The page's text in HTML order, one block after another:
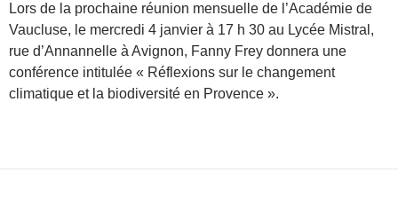
Lors de la prochaine réunion mensuelle de l’Académie de
Vaucluse, le mercredi 4 janvier à 17 h 30 au Lycée Mistral,
rue d’Annannelle à Avignon, Fanny Frey donnera une
conférence intitulée « Réflexions sur le changement
climatique et la biodiversité en Provence ».